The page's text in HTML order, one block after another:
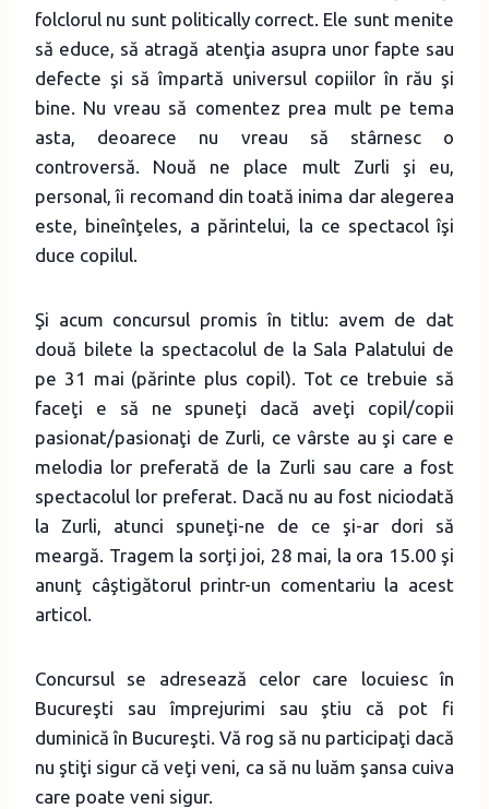
folclorul nu sunt politically correct. Ele sunt menite
să educe, să atragă atenţia asupra unor fapte sau
defecte şi să împartă universul copiilor în rău şi
bine. Nu vreau să comentez prea mult pe tema
asta, deoarece nu vreau să stârnesc o
controversă. Nouă ne place mult Zurli şi eu,
personal, îi recomand din toată inima dar alegerea
este, bineînţeles, a părintelui, la ce spectacol îşi
duce copilul.
Şi acum concursul promis în titlu: avem de dat
două bilete la spectacolul de la Sala Palatului de
pe 31 mai (părinte plus copil). Tot ce trebuie să
faceţi e să ne spuneţi dacă aveţi copil/copii
pasionat/pasionaţi de Zurli, ce vârste au şi care e
melodia lor preferată de la Zurli sau care a fost
spectacolul lor preferat. Dacă nu au fost niciodată
la Zurli, atunci spuneţi-ne de ce şi-ar dori să
meargă. Tragem la sorţi joi, 28 mai, la ora 15.00 şi
anunţ câştigătorul printr-un comentariu la acest
articol.
Concursul se adresează celor care locuiesc în
Bucureşti sau împrejurimi sau ştiu că pot fi
duminică în Bucureşti. Vă rog să nu participaţi dacă
nu ştiţi sigur că veţi veni, ca să nu luăm şansa cuiva
care poate veni sigur.